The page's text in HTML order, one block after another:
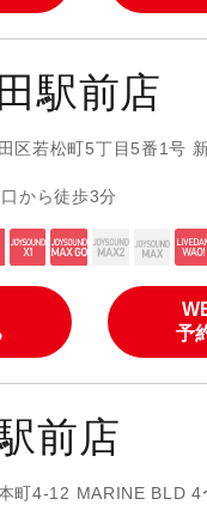
駅前店
区若松町5丁目5番1号
から徒歩3分
予
前店
町4-12 MARINE BLD 4